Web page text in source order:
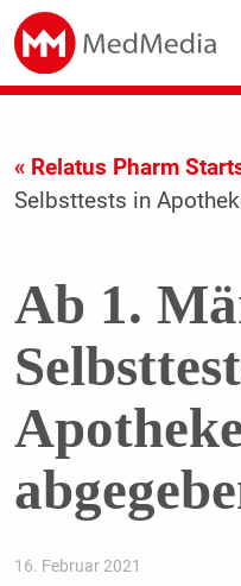
« Relatus Pharm
Selbsttests in
Ab 1.
16. Februar 2021